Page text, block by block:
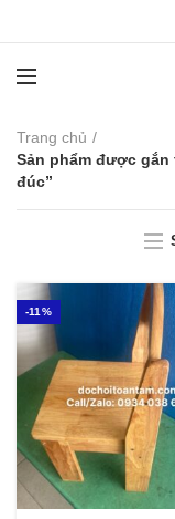
Trang chủ
Sản phẩm được gắn
đúc”
-11%